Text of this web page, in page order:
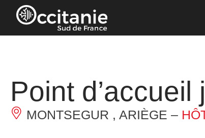
Panneau de gestion des cookies
Point d’accueil
MONTSEGUR , ARIÈGE –